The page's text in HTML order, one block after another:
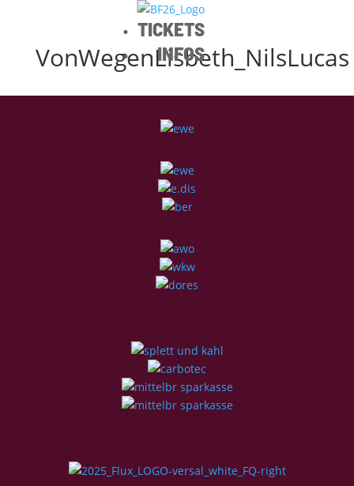
TICKETS
INFOS
VonWegenLisbeth_NilsLucas